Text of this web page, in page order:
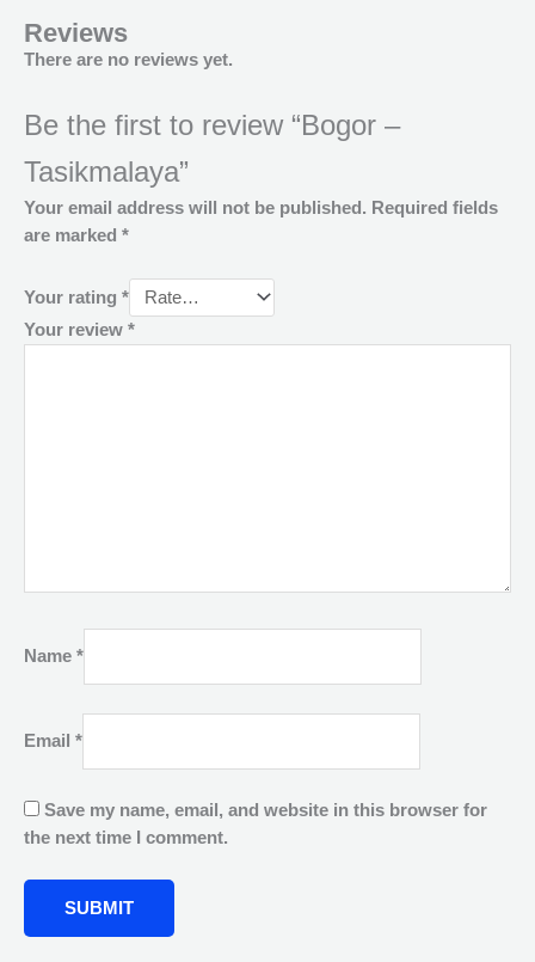
Reviews
There are no reviews yet.
Be the first to review “Bogor –
Tasikmalaya”
Your email address will not be published. Required fields
are marked *
Your rating *
Your review *
Name *
Email *
Save my name, email, and website in this browser for
the next time I comment.